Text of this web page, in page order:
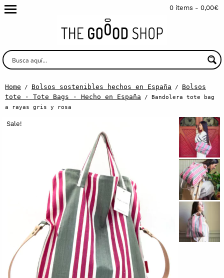
0 items - 0,00€
Home / Bolsos sostenibles hechos en España / Bolsos
tote · Tote Bags · Hecho en España / Bandolera tote bag
a rayas gris y rosa
Sale!